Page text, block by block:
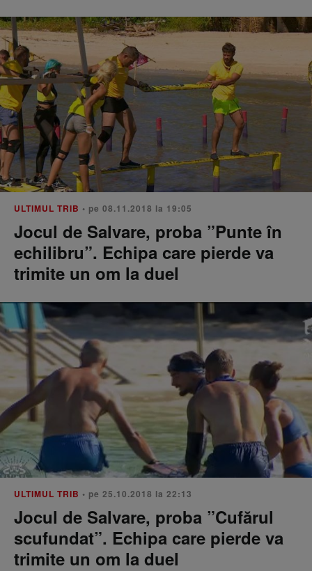
ULTIMUL TRIB • pe 08.11.2018 la 19:05
Jocul de Salvare, proba ”Punte în
echilibru”. Echipa care pierde va
trimite un om la duel
ULTIMUL TRIB • pe 25.10.2018 la 22:13
Jocul de Salvare, proba ”Cufărul
scufundat”. Echipa care pierde va
trimite un om la duel